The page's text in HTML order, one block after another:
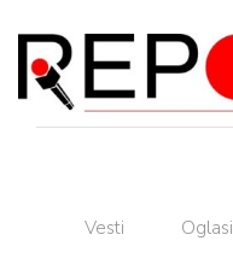
Vesti Oglasi